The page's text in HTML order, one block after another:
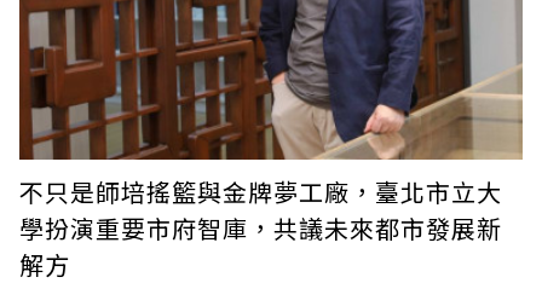
不只是師培搖籃與金牌夢工廠，臺北市立大
學扮演重要市府智庫，共議未來都市發展新
解方